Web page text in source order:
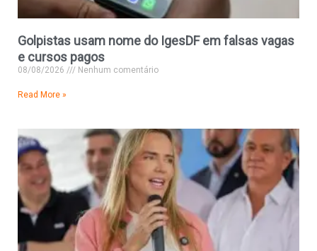
Golpistas usam nome do IgesDF em falsas vagas
e cursos pagos
08/08/2026 Nenhum comentário
Read More »